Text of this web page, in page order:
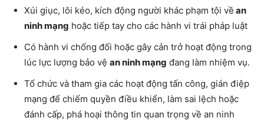
Xúi giục, lôi kéo, kích động người khác phạm tội về an
ninh mạng hoặc tiếp tay cho các hành vi trái pháp luật
Có hành vi chống đối hoặc gây cản trở hoạt động trong
lúc lực lượng bảo vệ an ninh mạng đang làm nhiệm vụ.
Tổ chức và tham gia các hoạt động tấn công, gián điệp
mạng để chiếm quyền điều khiển, làm sai lệch hoặc
đánh cấp, phá hoại thông tin quan trọng về an ninh